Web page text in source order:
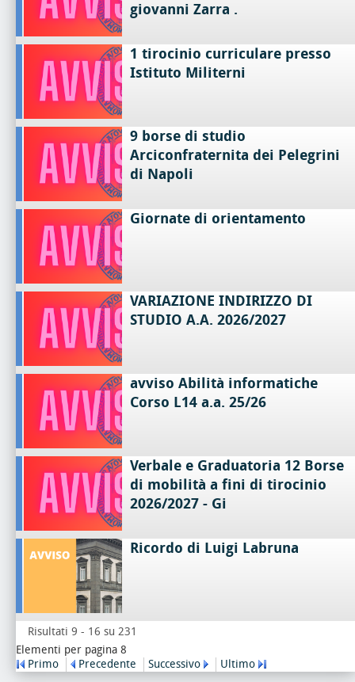
giovanni Zarra .
1 tirocinio curriculare presso
Istituto Militerni
9 borse di studio
Arciconfraternita dei Pelegrini
di Napoli
Giornate di orientamento
VARIAZIONE INDIRIZZO DI
STUDIO A.A. 2026/2027
avviso Abilità informatiche
Corso L14 a.a. 25/26
Verbale e Graduatoria 12 Borse
di mobilità a fini di tirocinio
2026/2027 - Gi
Ricordo di Luigi Labruna
Risultati 9 - 16 su 231
Elementi per pagina 8
Primo
Precedente Successivo Ultimo